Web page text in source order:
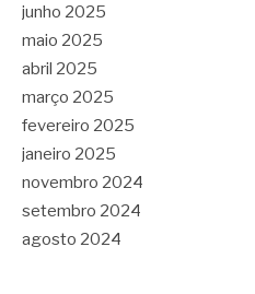
junho 2025
maio 2025
abril 2025
março 2025
fevereiro 2025
janeiro 2025
novembro 2024
setembro 2024
agosto 2024